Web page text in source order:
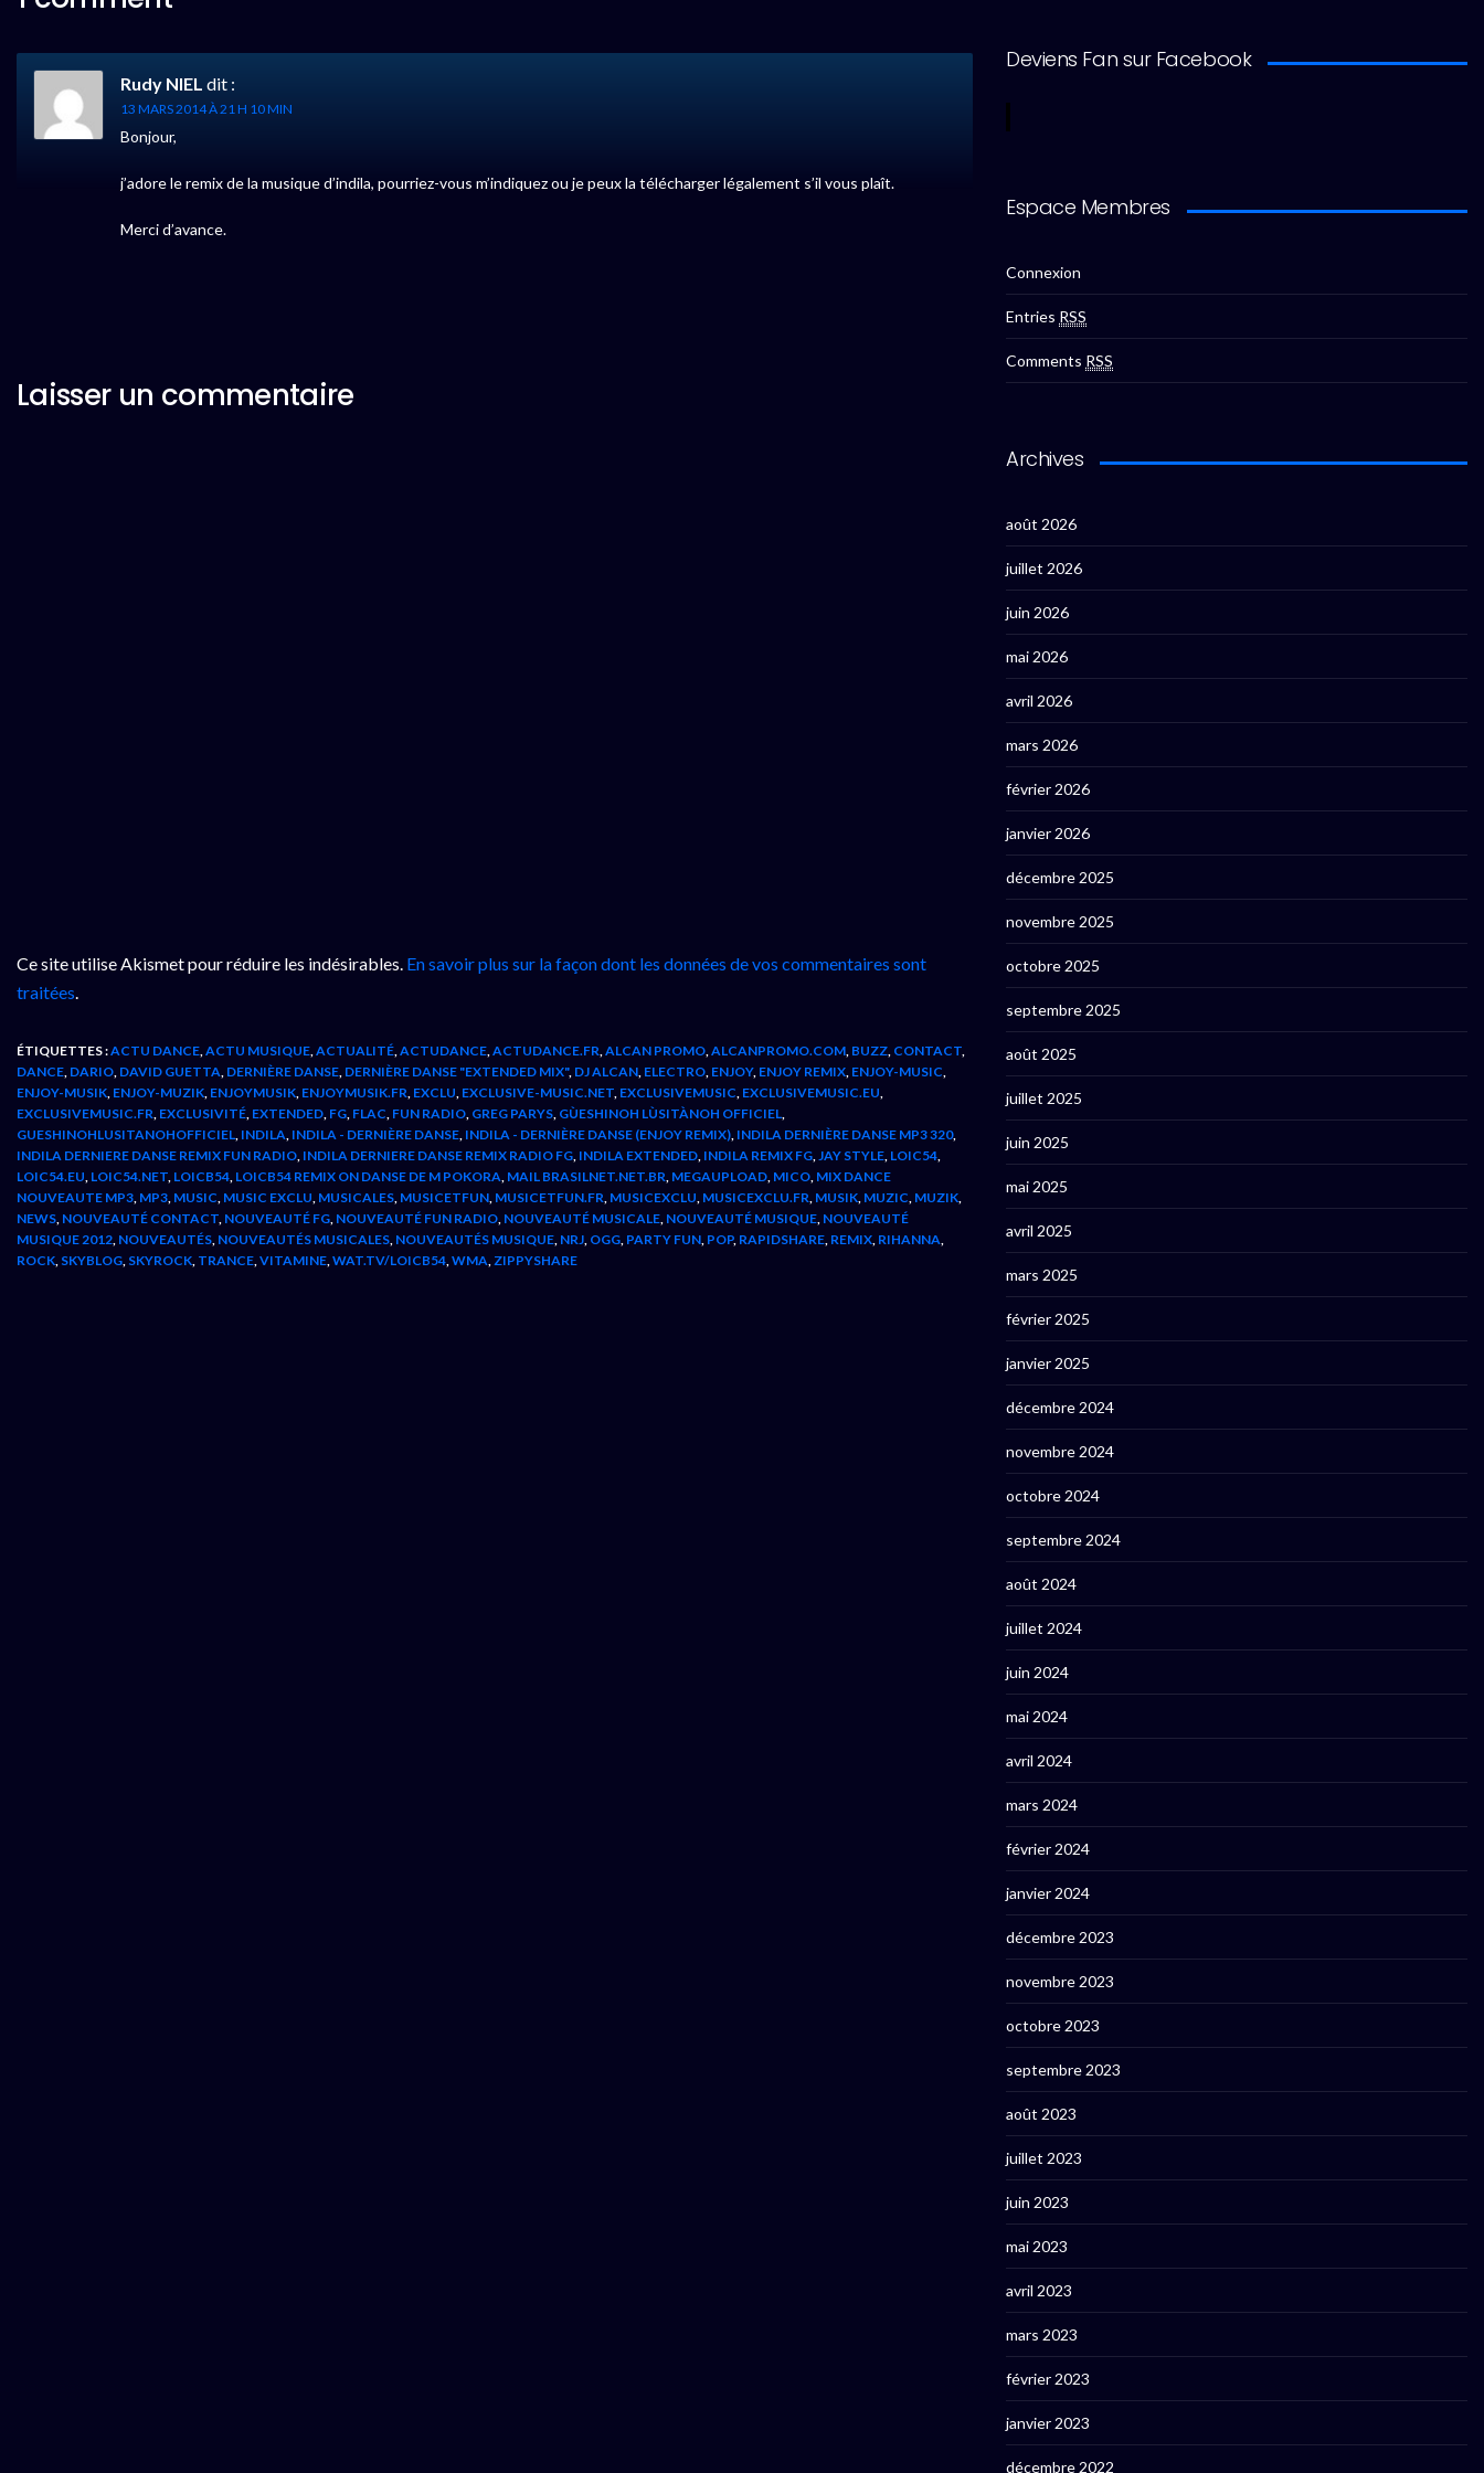
Rudy NIEL dit :
13 MARS 2014 À 21 H 10 MIN
Bonjour,
j’adore le remix de la musique d’indila, pourriez-vous m’indiquez ou je peux la télécharger légalement s’il vous plaît.
Merci d’avance.
Laisser un commentaire
Ce site utilise Akismet pour réduire les indésirables. En savoir plus sur la façon dont les données de vos commentaires sont
traitées.
ÉTIQUETTES :ACTU DANCE,ACTU MUSIQUE,ACTUALITÉ,ACTUDANCE,ACTUDANCE.FR,ALCAN PROMO,ALCANPROMO.COM, BUZZ, CONTACT,
DANCE, DARIO, DAVID GUETTA, DERNIÈRE DANSE, DERNIÈRE DANSE "EXTENDED MIX", DJ ALCAN, ELECTRO, ENJOY, ENJOY REMIX, ENJOY-MUSIC,
ENJOY-MUSIK, ENJOY-MUZIK, ENJOYMUSIK, ENJOYMUSIK.FR, EXCLU, EXCLUSIVE-MUSIC.NET, EXCLUSIVEMUSIC, EXCLUSIVEMUSIC.EU,
EXCLUSIVEMUSIC.FR, EXCLUSIVITÉ, EXTENDED, FG, FLAC, FUN RADIO, GREG PARYS, GÙESHINOH LÙSITÀNOH OFFICIEL,
GUESHINOHLUSITANOHOFFICIEL, INDILA, INDILA - DERNIÈRE DANSE, INDILA - DERNIÈRE DANSE (ENJOY REMIX), INDILA DERNIÈRE DANSE MP3 320,
INDILA DERNIERE DANSE REMIX FUN RADIO, INDILA DERNIERE DANSE REMIX RADIO FG, INDILA EXTENDED, INDILA REMIX FG,JAY STYLE, LOIC54,
LOIC54.EU, LOIC54.NET, LOICB54, LOICB54 REMIX ON DANSE DE M POKORA, MAIL BRASILNET.NET.BR, MEGAUPLOAD, MICO, MIX DANCE
NOUVEAUTE MP3, MP3, MUSIC, MUSIC EXCLU, MUSICALES, MUSICETFUN, MUSICETFUN.FR, MUSICEXCLU, MUSICEXCLU.FR, MUSIK, MUZIC, MUZIK,
NEWS, NOUVEAUTÉ CONTACT, NOUVEAUTÉ FG, NOUVEAUTÉ FUN RADIO, NOUVEAUTÉ MUSICALE, NOUVEAUTÉ MUSIQUE, NOUVEAUTÉ
MUSIQUE 2012, NOUVEAUTÉS, NOUVEAUTÉS MUSICALES, NOUVEAUTÉS MUSIQUE, NRJ, OGG, PARTY FUN, POP, RAPIDSHARE, REMIX, RIHANNA,
ROCK, SKYBLOG, SKYROCK, TRANCE,VITAMINE,WAT.TV/LOICB54,WMA,ZIPPYSHARE
Deviens Fan sur Facebook
Espace Membres
Connexion
Entries RSS
Comments RSS
Archives
août 2026
juillet 2026
juin 2026
mai 2026
avril 2026
mars 2026
février 2026
janvier 2026
décembre 2025
novembre 2025
octobre 2025
septembre 2025
août 2025
juillet 2025
juin 2025
mai 2025
avril 2025
mars 2025
février 2025
janvier 2025
décembre 2024
novembre 2024
octobre 2024
septembre 2024
août 2024
juillet 2024
juin 2024
mai 2024
avril 2024
mars 2024
février 2024
janvier 2024
décembre 2023
novembre 2023
octobre 2023
septembre 2023
août 2023
juillet 2023
juin 2023
mai 2023
avril 2023
mars 2023
février 2023
janvier 2023
décembre 2022